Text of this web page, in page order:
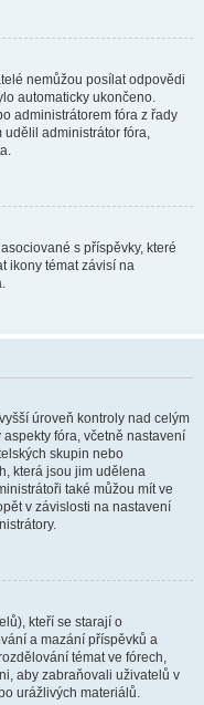
nemůžou posílat odpovědi
automaticky ukončeno.
administrátorem fóra z řady
udělil administrátor fóra,
s příspěvky, které
ikony témat závisí na
úroveň kontroly nad celým
fóra, včetně nastavení
skupin nebo
která jsou jim udělena
také můžou mít ve
v závislosti na nastavení
kteří se starají o
a mazání příspěvků a
témat ve fórech,
aby zabraňovali uživatelů v
urážlivých materiálů.